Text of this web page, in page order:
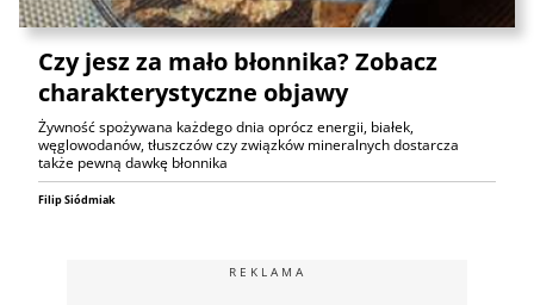
Czy jesz za mało błonnika? Zobacz
charakterystyczne objawy
Żywność spożywana każdego dnia oprócz energii, białek,
węglowodanów, tłuszczów czy związków mineralnych dostarcza
także pewną dawkę błonnika
Filip Siódmiak
REKLAMA